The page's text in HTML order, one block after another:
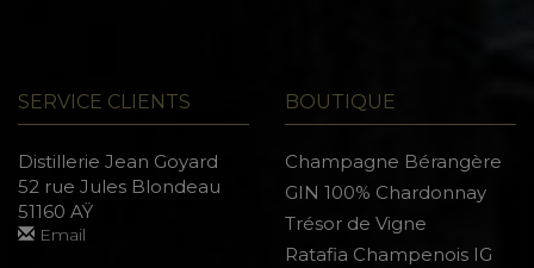
SERVICE CLIENTS
Distillerie Jean Goyard
52 rue Jules Blondeau
51160 AŸ
Email
BOUTIQUE
Champagne Bérangère
GIN 100% Chardonnay
Trésor de Vigne
Ratafia Champenois IG